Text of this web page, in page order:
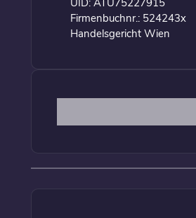
UID: ATU75227915
Firmenbuchnr.: 524243x
Handelsgericht Wien